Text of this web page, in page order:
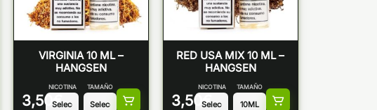
VIRGINIA 10 ML –
HANGSEN
3,50€
NICOTINA TAMAÑO
RED USA MIX 10 ML –
HANGSEN
3,50€
NICOTINA TAMAÑO